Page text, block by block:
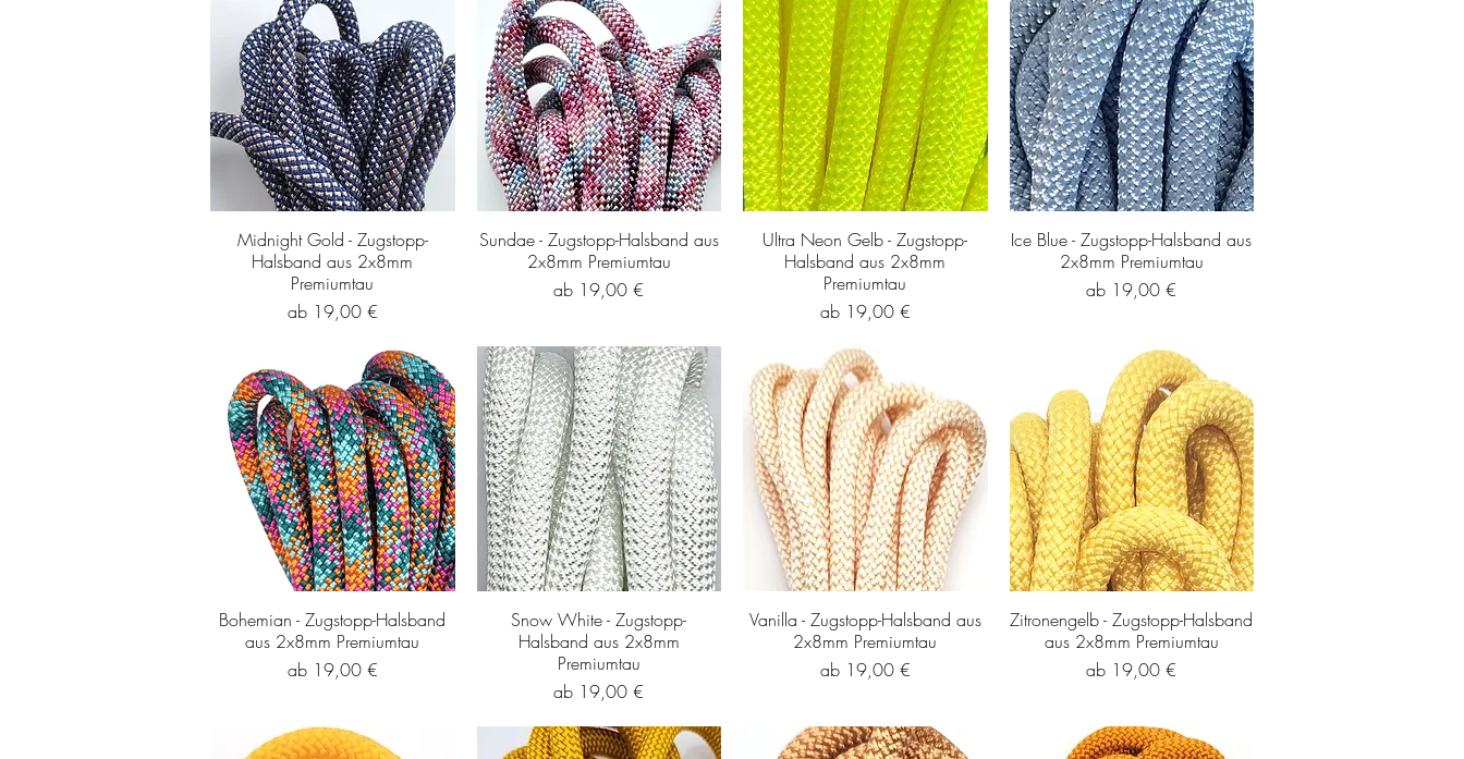
Midnight Gold - Zugstopp-
Halsband aus 2x8mm
Premiumtau
ab 19,00 €
Sale-Preis
Sundae - Zugstopp-Halsband aus
2x8mm Premiumtau
ab 19,00 €
Sale-Preis
Ultra Neon Gelb - Zugstopp-
Halsband aus 2x8mm
Premiumtau
ab 19,00 €
Sale-Preis
Ice Blue - Zugstopp-Halsband aus
2x8mm Premiumtau
ab 19,00 €
Sale-Preis
Bohemian - Zugstopp-Halsband
aus 2x8mm Premiumtau
ab 19,00 €
Sale-Preis
Snow White - Zugstopp-
Halsband aus 2x8mm
Premiumtau
ab 19,00 €
Sale-Preis
Vanilla - Zugstopp-Halsband aus
2x8mm Premiumtau
ab 19,00 €
Sale-Preis
Zitronengelb - Zugstopp-Halsband
aus 2x8mm Premiumtau
ab 19,00 €
Sale-Preis